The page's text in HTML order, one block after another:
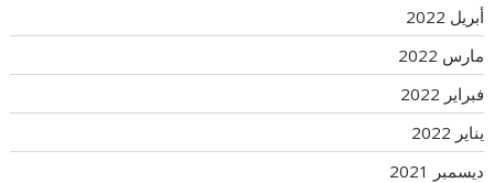
أبريل 2022
مارس 2022
فبراير 2022
يناير 2022
ديسمبر 2021